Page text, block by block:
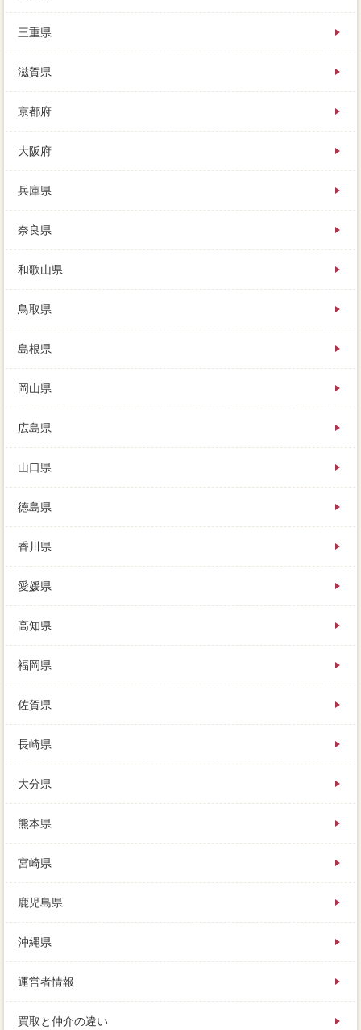
三重県
滋賀県
京都府
大阪府
兵庫県
奈良県
和歌山県
鳥取県
島根県
岡山県
広島県
山口県
徳島県
香川県
愛媛県
高知県
福岡県
佐賀県
長崎県
大分県
熊本県
宮崎県
鹿児島県
沖縄県
運営者情報
買取と仲介の違い